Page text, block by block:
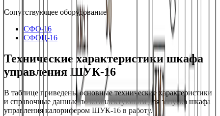
Сопутствующее оборудование
СФО-16
СФОЦ-16
Технические характеристики шкафа
управления ШУК-16
В таблице приведены основные технические характеристики
и справочные данные по комплектующим для запуска шкафа
управления калорифером ШУК-16 в работу.